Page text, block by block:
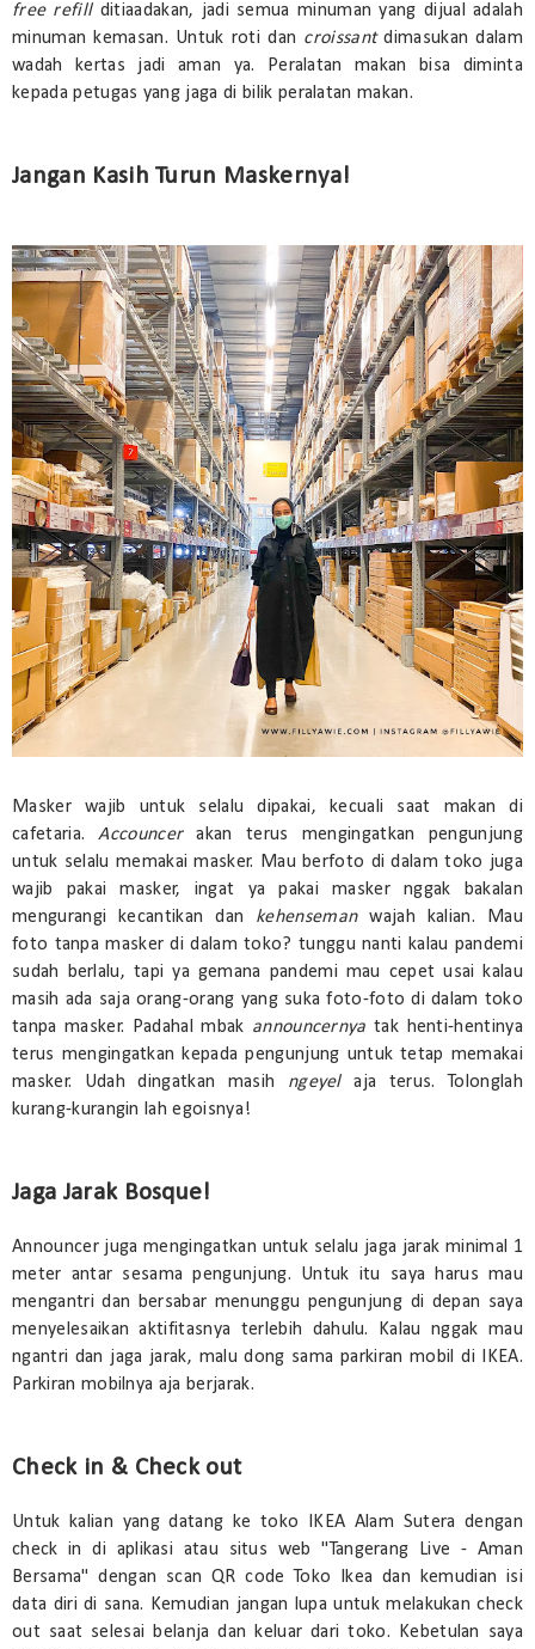
free refillditiaadakan, jadi semua minuman yang dijual adalah
minuman kemasan. Untuk roti dan croissantdimasukan dalam
wadah kertas jadi aman ya. Peralatan makan bisa diminta
kepada petugas yang jaga di bilik peralatan makan.
Jangan Kasih Turun Maskernya!
Masker wajib untuk selalu dipakai, kecuali saat makan di
cafetaria.Accouncerakan terus
mengingatkan pengunjung
untuk selalu memakai masker. Mau berfoto di dalam toko juga
wajib pakai masker, ingat ya pakai masker nggak bakalan
mengurangi kecantikan dan kehensemanwajah kalian. Mau
foto tanpa masker di dalam toko? tunggu nanti kalau pandemi
sudah berlalu, tapi ya gemana pandemi mau cepet usai kalau
masih ada saja orang-orang yang suka foto-foto di dalam toko
tanpa masker. Padahal mbak announcernya tak henti-hentinya
terus mengingatkan kepada pengunjung untuk tetap memakai
masker. Udah dingatkan masih ngeyelaja terus. Tolonglah
kurang-kurangin lah egoisnya!
Jaga Jarak Bosque!
Announcer juga mengingatkan untuk selalu jaga jarak minimal 1
meter antar sesama pengunjung. Untuk itu saya harus mau
mengantri dan bersabar menunggu pengunjung di depan saya
menyelesaikan aktifitasnya terlebih dahulu. Kalau nggak mau
ngantri dan jaga jarak, malu dong sama parkiran mobil di IKEA.
Parkiran mobilnya aja berjarak.
Check in & Check out
Untuk kalian yang datang ke toko IKEA Alam Sutera dengan
check in di aplikasi atau situs web "Tangerang Live - Aman
Bersama" dengan scan QR code Toko Ikea dan kemudian isi
data diri di sana. Kemudian jangan lupa untuk melakukan check
out saat selesai belanja dan keluar dari toko. Kebetulan saya